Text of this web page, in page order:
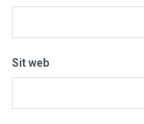
Sit web